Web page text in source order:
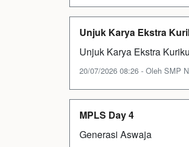
Unjuk Karya Ekstra
Unjuk Karya Ekstra
20/07/2026 08:26 - Oleh SMP
MPLS Day 4
Generasi Aswaja